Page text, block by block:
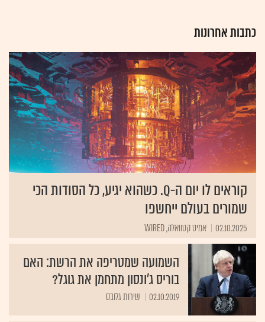
כתבות אחרונות
קוראים לו יום ה-Q. כשהוא יגיע, כל הסודות הכי
שמורים בעולם ייחשפו
02.10.2025 אמיט קטוואלה, WIRED
השמועה שמטריפה את הרשת: האם
בוריס ג'ונסון מתחמן את גוגל?
02.10.2019 שירות גלובס